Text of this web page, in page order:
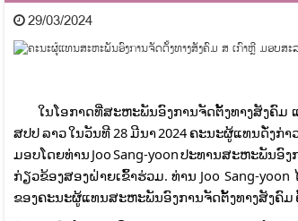
29/03/2024
ຂໍ້ມູນຈາກ
ໃນໂອກາດທີ່ສະຫະພັນອົງການຈັດຕັ້ງທາງສັງຄົມ ແລ
ສປປ ລາວ ໃນວັນທີ 28 ມີນາ 2024 ຄະນະຜູ້ແທນດັ່ງ
ມອບໂດຍທ່ານ Joo Sang-yoon ປະທານສະຫະພັນອົ
ກ່ຽວຂ້ອງສອງຝ່າຍເຂົ້າຮ່ວມ. ທ່ານ Joo Sang-
ຂອງຄະນະຜູ້ແທນສະຫະພັນອົງການຈັດຕັ້ງທາງສັງຄົມ